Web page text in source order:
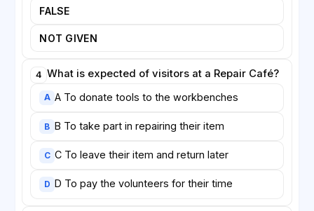
FALSE
NOT GIVEN
4 What is expected of visitors at a Repair Café?
A A To donate tools to the workbenches
B B To take part in repairing their item
C C To leave their item and return later
D D To pay the volunteers for their time